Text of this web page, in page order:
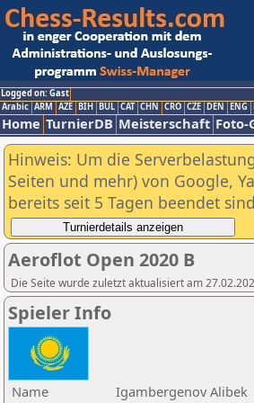
Logged on: Gast
Arabic ARM AZE BIH BUL CAT CHN CRO CZE DEN ENG
Home TurnierDB Meisterschaft Foto-
Hinweis: Um die
Seiten und mehr) von Google,
bereits seit 5 Tagen beendet
Aeroflot Open 2020 B
Die Seite wurde zuletzt aktualisiert am
Spieler Info
Name
Igambergenov Alibek